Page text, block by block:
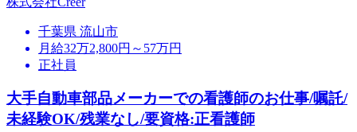
千葉県 流山市
月給32万2,800円～57万円
正社員
大手自動車部品メーカーでの看護師のお仕事/嘱託/
未経験OK/残業なし/要資格:正看護師